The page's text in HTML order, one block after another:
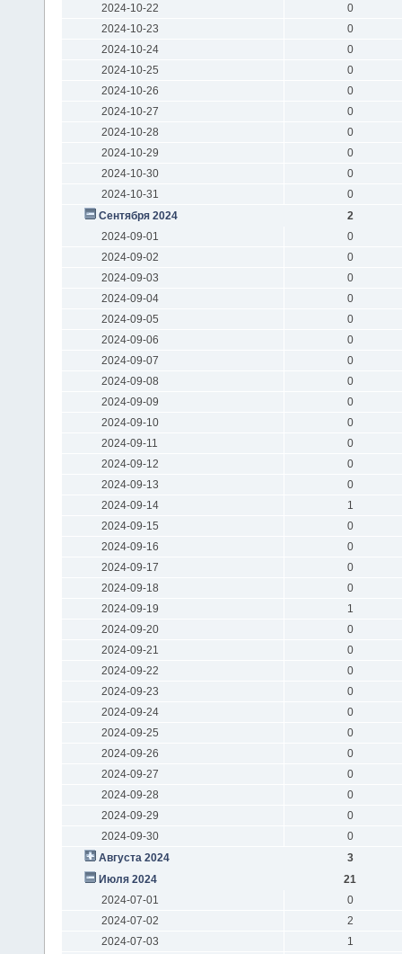
2024-10-22
0
2024-10-23
0
2024-10-24
0
2024-10-25
0
2024-10-26
0
2024-10-27
0
2024-10-28
0
2024-10-29
0
2024-10-30
0
2024-10-31
0
Сентября 2024
2
2024-09-01
0
2024-09-02
0
2024-09-03
0
2024-09-04
0
2024-09-05
0
2024-09-06
0
2024-09-07
0
2024-09-08
0
2024-09-09
0
2024-09-10
0
2024-09-11
0
2024-09-12
0
2024-09-13
0
2024-09-14
1
2024-09-15
0
2024-09-16
0
2024-09-17
0
2024-09-18
0
2024-09-19
1
2024-09-20
0
2024-09-21
0
2024-09-22
0
2024-09-23
0
2024-09-24
0
2024-09-25
0
2024-09-26
0
2024-09-27
0
2024-09-28
0
2024-09-29
0
2024-09-30
0
Августа 2024
3
Июля 2024
21
2024-07-01
0
2024-07-02
2
2024-07-03
1